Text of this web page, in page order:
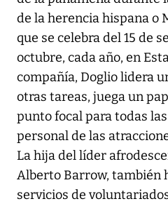
de la herencia hispana o
que se celebra del 15 de
octubre, cada año, en
compañía, Doglio lidera
otras tareas, juega un
punto focal para todas
personal de las
La hija del líder
Alberto Barrow, también
servicios de